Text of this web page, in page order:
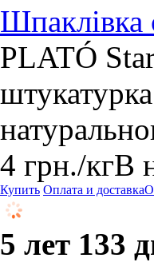
Шпаклівка
PLATÓ
4 грн./кгВ
Купить Оплата и доставка
5 лет 133